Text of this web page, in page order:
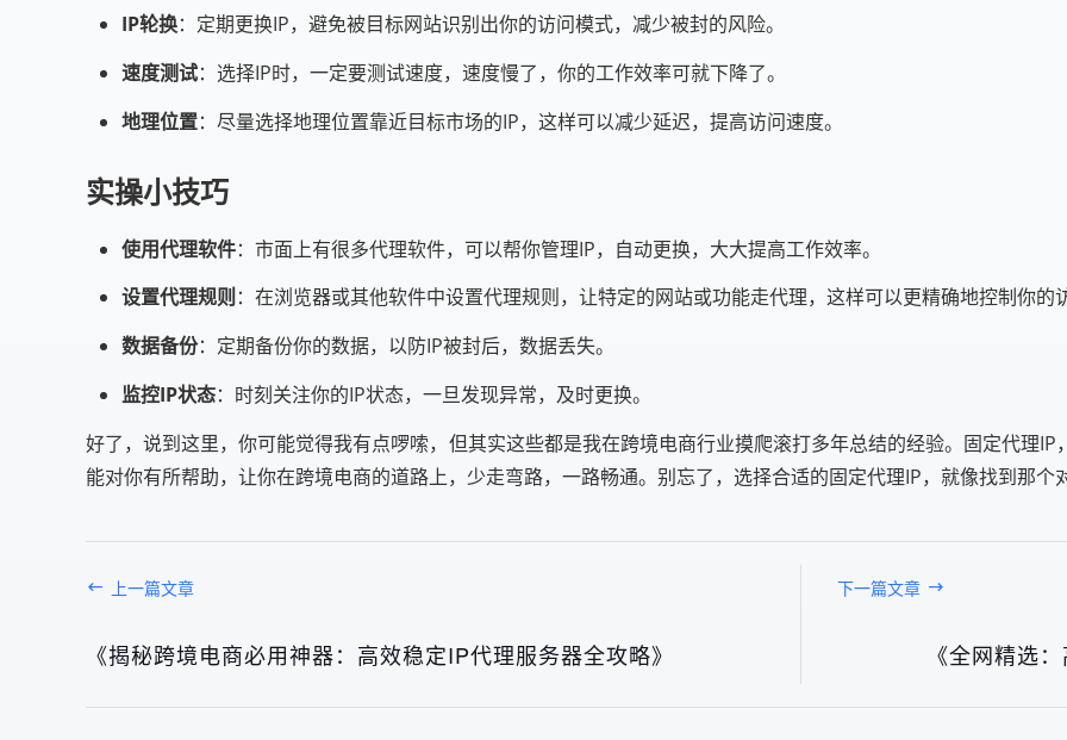
IP轮换：定期更换IP，避免被目标网站识别出你的访问模式，减少被封的风险。
速度测试：选择IP时，一定要测试速度，速度慢了，你的工作效率可就下降了。
地理位置：尽量选择地理位置靠近目标市场的IP，这样可以减少延迟，提高访问速度。
实操小技巧
使用代理软件：市面上有很多代理软件，可以帮你管理IP，自动更换，大大提高工作效率。
设置代理规则 ：在浏览器或其他软件中设置代理规则，让特定的网站或功能走代理，这样可以更精确地控制你的
数据备份：定期备份你的数据，以防IP被封后，数据丢失。
监控IP状态：时刻关注你的IP状态，一旦发现异常，及时更换。
好了，说到这里，你可能觉得我有点啰嗦，但其实这些都是我在跨境电商行业摸爬滚打多年总结的经验。固定代理
能对你有所帮助，让你在跨境电商的道路上，少走弯路，一路畅通。别忘了，选择合适的固定代理IP，就像找到那
上一篇文章
《揭秘跨境电商必用神器：高效稳定IP代理服务器全攻略》
下一篇文章
《全网精选